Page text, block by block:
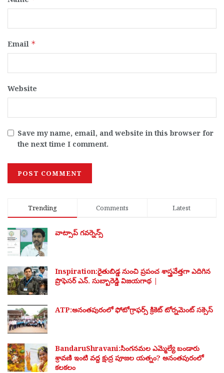
Email *
Website
Save my name, email, and website in this browser for
the next time I comment.
Trending Comments Latest
వాట్సాప్ గవర్నెన్స్
Inspiration:రైతుబిడ్డ నుంచి ప్రపంచ శాస్త్రవేత్తగా ఎదిగిన
ప్రొఫెసర్ ఎన్. సుబ్బారెడ్డి విజయగాథ |
ATP:అనంతపురంలో ఫోటోగ్రాఫర్స్ క్రికెట్ టోర్నమెంట్ సక్సెస్
BandaruShravani:సింగనమల ఎమ్మెల్యే బండారు
శ్రావణి ఇంటి వద్ద క్షుద్ర పూజల యత్నం? అనంతపురంలో
కలకలం